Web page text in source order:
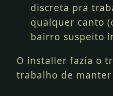
discreta pra
qualquer canto
bairro suspeito
O installer fazia o
trabalho de manter